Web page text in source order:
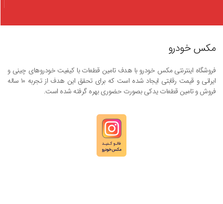
مکس خودرو
فروشگاه اینترنتی مکس خودرو با هدف تامین قطعات با کیفیت خودروهای چینی و
ایرانی و قیمت رقابتی ایجاد شده است که برای تحقق این هدف از تجربه ۱۰ ساله
فروش و تامین قطعات یدکی بصورت حضوری بهره گرفته شده است.